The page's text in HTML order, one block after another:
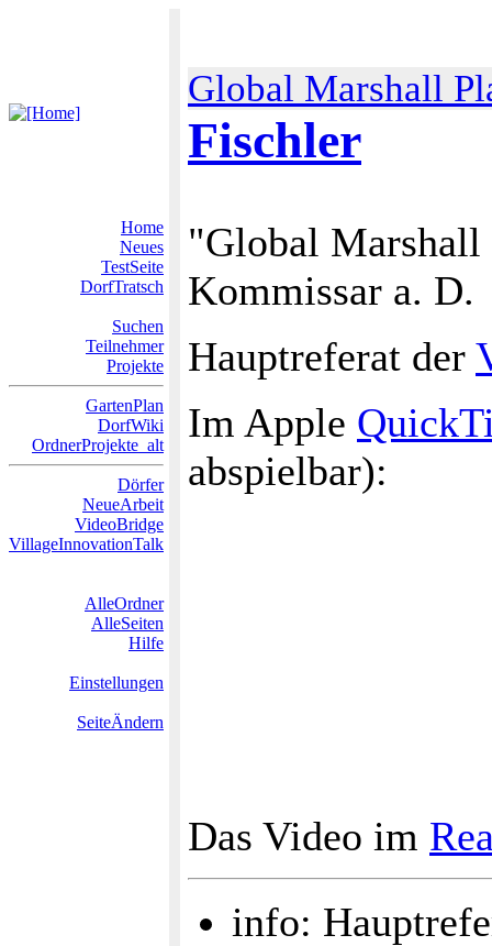
Global Marshall
Fischler
Home
Neues
TestSeite
DorfTratsch
Suchen
Teilnehmer
Projekte
GartenPlan
DorfWiki
OrdnerProjekte_alt
Dörfer
NeueArbeit
VideoBridge
VillageInnovationTalk
AlleOrdner
AlleSeiten
Hilfe
Einstellungen
SeiteÄndern
"Global
Kommissar a. D.
Hauptreferat der
Im Apple
abspielbar):
Das Video im
info: